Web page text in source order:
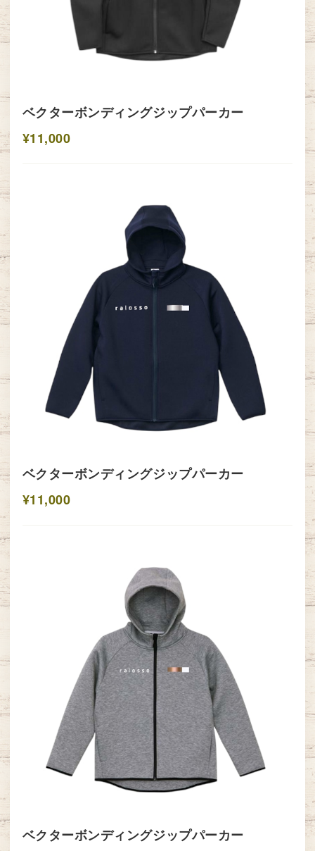
ベクターボンディングジップパーカー
¥11,000
ベクターボンディングジップパーカー
¥11,000
ベクターボンディングジップパーカー